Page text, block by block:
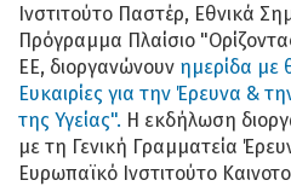
Ινστιτούτο Παστέρ, Εθνικά
Πρόγραμμα Πλαίσιο
ΕΕ, διοργανώνουν ημερίδα με
Ευκαιρίες για την Έρευνα &
της Υγείας". Η εκδήλωση
με τη Γενική Γραμματεία
Ευρωπαϊκό Ινστιτούτο